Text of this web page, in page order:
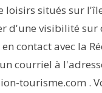
loisirs situés sur
d'une visibilité sur
contact avec la
courriel à
tourisme.com .